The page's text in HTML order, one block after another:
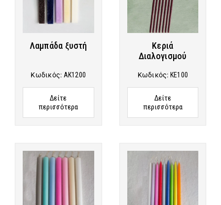
Λαμπάδα ξυστή
Κωδικός: AK1200
Δείτε
περισσότερα
Κεριά
Διαλογισμού
Κωδικός: KE100
Δείτε
περισσότερα